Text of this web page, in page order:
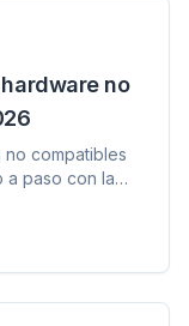
no
no compatibles
a paso con la